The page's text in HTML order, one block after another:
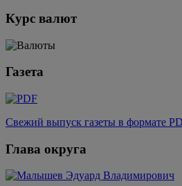
Курс валют
Газета
Свежий выпуск газеты в формате
Глава округа